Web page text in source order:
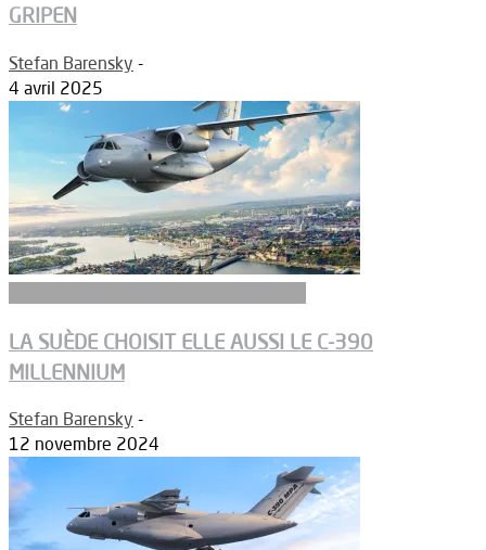
GRIPEN
Stefan Barensky -
4 avril 2025
LA SUÈDE CHOISIT ELLE AUSSI LE C-390
MILLENNIUM
Stefan Barensky -
12 novembre 2024